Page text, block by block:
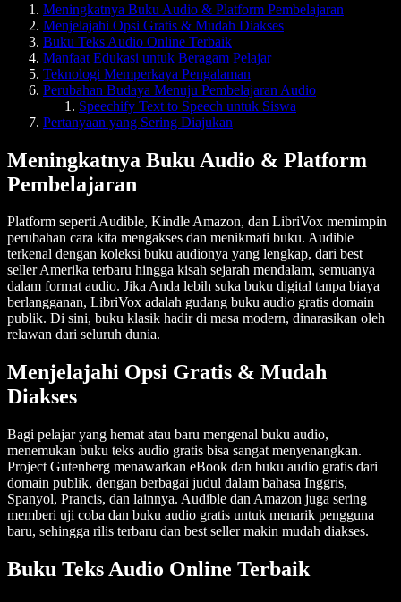
Meningkatnya Buku Audio & Platform Pembelajaran
Menjelajahi Opsi Gratis & Mudah Diakses
Buku Teks Audio Online Terbaik
Manfaat Edukasi untuk Beragam Pelajar
Teknologi Memperkaya Pengalaman
Perubahan Budaya Menuju Pembelajaran Audio
Speechify Text to Speech untuk Siswa
Pertanyaan yang Sering Diajukan
Meningkatnya Buku Audio & Platform
Pembelajaran
Platform seperti Audible, Kindle Amazon, dan LibriVox memimpin
perubahan cara kita mengakses dan menikmati buku. Audible
terkenal dengan koleksi buku audionya yang lengkap, dari best
seller Amerika terbaru hingga kisah sejarah mendalam, semuanya
dalam format audio. Jika Anda lebih suka buku digital tanpa biaya
berlangganan, LibriVox adalah gudang buku audio gratis domain
publik. Di sini, buku klasik hadir di masa modern, dinarasikan oleh
relawan dari seluruh dunia.
Menjelajahi Opsi Gratis & Mudah
Diakses
Bagi pelajar yang hemat atau baru mengenal buku audio,
menemukan buku teks audio gratis bisa sangat menyenangkan.
Project Gutenberg menawarkan eBook dan buku audio gratis dari
domain publik, dengan berbagai judul dalam bahasa Inggris,
Spanyol, Prancis, dan lainnya. Audible dan Amazon juga sering
memberi uji coba dan buku audio gratis untuk menarik pengguna
baru, sehingga rilis terbaru dan best seller makin mudah diakses.
Buku Teks Audio Online Terbaik